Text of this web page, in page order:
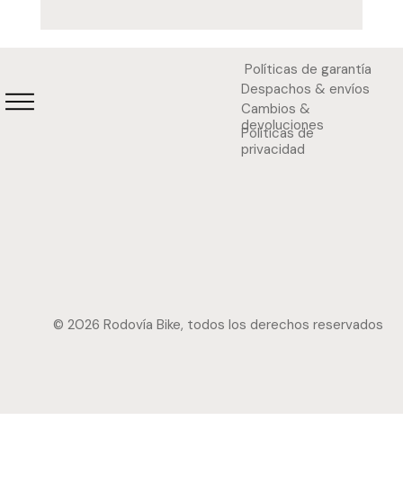
El mejor regalo tiene dos ruedas: ideas para
sorprender este Día del Niño
Políticas de garantía
Despachos & envíos
Cambios &
devoluciones
Políticas de
privacidad
© 2026 Rodovía Bike, todos los derechos reservados